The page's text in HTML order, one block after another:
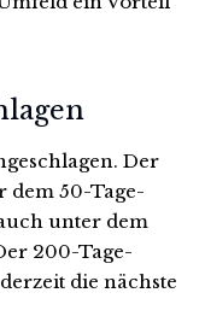
Der
dem 50-Tage-
unter dem
200-Tage-
die nächste